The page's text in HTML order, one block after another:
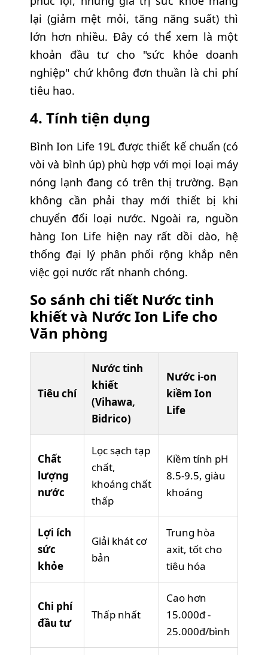
lại (giảm mệt mỏi, tăng năng suất) thì
lớn hơn nhiều. Đây có thể xem là một
khoản đầu tư cho "sức khỏe doanh
nghiệp" chứ không đơn thuần là chi phí
tiêu hao.
4. Tính tiện dụng
Bình Ion Life 19L được thiết kế chuẩn (có
vòi và bình úp) phù hợp với mọi loại máy
nóng lạnh đang có trên thị trường. Bạn
không cần phải thay mới thiết bị khi
chuyển đổi loại nước. Ngoài ra, nguồn
hàng Ion Life hiện nay rất dồi dào, hệ
thống đại lý phân phối rộng khắp nên
việc gọi nước rất nhanh chóng.
So sánh chi tiết Nước tinh
khiết và Nước Ion Life cho
Văn phòng
Tiêu chí
Nước tinh
khiết
(Vihawa,
Bidrico)
Nước i-on
kiềm Ion
Life
Chất
lượng
nước
Lọc sạch tạp
chất,
khoáng chất
thấp
Kiềm tính pH
8.5-9.5, giàu
khoáng
Lợi ích
sức
khỏe
Giải khát cơ
bản
Trung hòa
axit, tốt cho
tiêu hóa
Chi phí
đầu tư
Thấp nhất
Cao hơn
15.000đ -
25.000đ/bình